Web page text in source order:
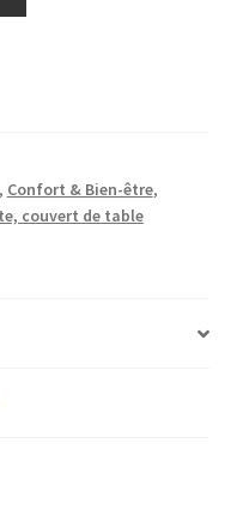
Confort & Bien-être,
couvert de table